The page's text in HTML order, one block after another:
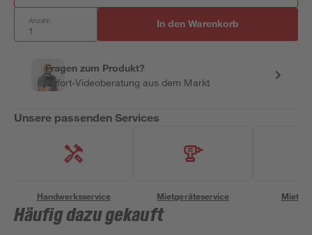
Anzahl: In den Warenkorb
Fragen zum Produkt?
Sofort-Videoberatung aus dem Markt
Unsere passenden Services
Handwerksservice Mietgeräteservice
Häufig dazu gekauft